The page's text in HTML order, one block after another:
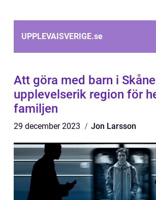
UPPLEVAISVERIGE.se
Att göra med barn i
upplevelserik region för
familjen
29 december 2023 Jon Larsson